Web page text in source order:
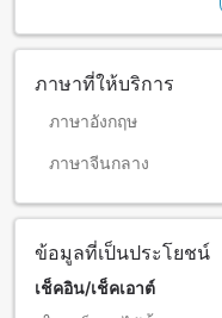
ภาษาที่ให้บริการ
ภาษาอังกฤษ
ภาษาจีนกลาง
ข้อมูลที่เป็นประโยชน์
เช็คอิน/เช็คเอาต์